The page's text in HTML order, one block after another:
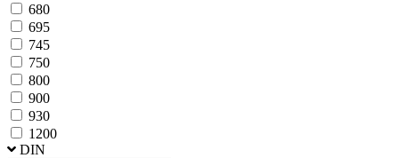
680
695
745
750
800
900
930
1200
DIN